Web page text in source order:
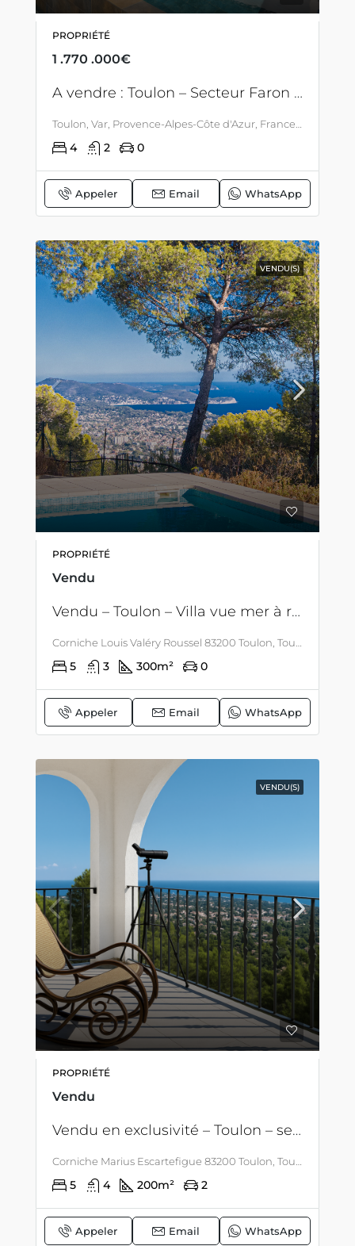
PROPRIÉTÉ
1 .770 .000€
A vendre : Toulon – Secteur Faron – Villa contemporaine avec vue mer et piscine – 4 chambres – Garage
Toulon, Var, Provence-Alpes-Côte d'Azur, France métropolitaine, France, Toulon, LITTORAL & CORSE
4 2 0
Appeler Email WhatsApp
VENDU(S)
PROPRIÉTÉ
Vendu
Vendu – Toulon – Villa vue mer à rénover
Corniche Louis Valéry Roussel 83200 Toulon, Toulon, LITTORAL & CORSE
5 3 300m² 0
Appeler Email WhatsApp
VENDU(S)
PROPRIÉTÉ
Vendu
Vendu en exclusivité – Toulon – secteur Faron – architecture remarquable – Maison avec piscine et vue panoramique sur la mer et la rade de Toulon
Corniche Marius Escartefigue 83200 Toulon, Toulon, LITTORAL & CORSE
5 4 200m² 2
Appeler Email WhatsApp